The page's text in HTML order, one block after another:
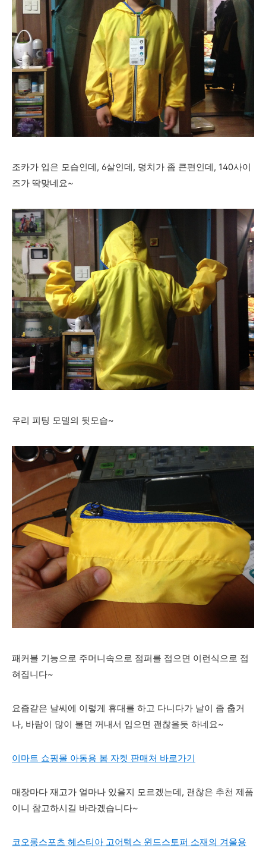
조카가 입은 모습인데, 6살인데, 덩치가 좀 큰편인데, 140사이
즈가 딱맞네요~
우리 피팅 모델의 뒷모습~
패커블 기능으로 주머니속으로 점퍼를 접으면 이런식으로 접
혀집니다~
요즘같은 날씨에 이렇게 휴대를 하고 다니다가 날이 좀 춥거
나, 바람이 많이 불면 꺼내서 입으면 괜찮을듯 하네요~
이마트 쇼핑몰 아동용 봄 자켓 판매처 바로가기
매장마다 재고가 얼마나 있을지 모르겠는데, 괜찮은 추천 제품
이니 참고하시길 바라겠습니다~
코오롱스포츠 헤스티아 고어텍스 윈드스토퍼 소재의 겨울용